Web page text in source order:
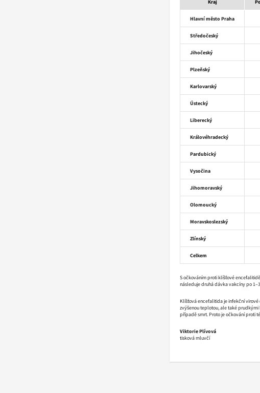
Kraj
Hlavní město Praha
Středočeský
Jihočeský
Plzeňský
Karlovarský
Ústecký
Liberecký
Královéhradecký
Pardubický
Vysočina
Jihomoravský
Olomoucký
Moravskoslezský
Zlínský
Celkem
S očkováním proti klíšťové
následuje druhá dávka vakcíny po
Klíšťová encefalitida je infekční
zvýšenou teplotou, ale také prudkými
případě smrt. Proto je očkování proti
Viktorie Plívová
tisková mluvčí